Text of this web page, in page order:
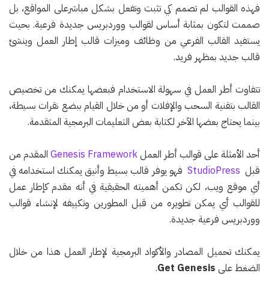
فهذه القوالب لم تصمم كي تثبت وتفعل بشكل مباشرعلى المواقع، بل
صممت لتكون بمثابة أساس لقوالب ووردبريس جديدة فرعية. بحيث
يستفيد القالب الفرعي من وظائف وميزات قالب إطار العمل وينشئ
قالب جديد بمظهر فريد.
تتفاوت أطر العمل في سهولة الاستخدام فبعضها يمكنك من تخصيص
القالب بتقنية السحب والإفلات أو من خلال القيام ببضع نقرات بسيطة،
بينما يحتاج بعضها الآخر لكتابة بعض التعليمات البرمجية المتقدمة.
أحد الأمثلة على قوالب أطر العملGenesis Framework المقدم من
قبل StudioPress فهو يوفر قالب بسيط وأنيق يمكنك استخدامه في
أي موقع ويب، لكن تكمن أهميته الحقيقية في أنه مقدم كإطار عمل
للقوالب أي يمكن تطويره من قبل المطورين وتكييفه لإنشاء قوالب
ووردبريس فرعية جديدة.
يمكنك تحميل المصادر والأكواد البرمجية لإطار العمل هذا من خلال
الضغط على Get Genesis
.